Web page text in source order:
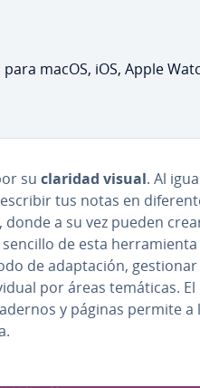
macOS, iOS, Apple
su claridad visual. Al
tus notas en
, donde a su vez pueden
de esta
de ada­p­ta­ción,
por áreas temáticas.
y páginas permite a